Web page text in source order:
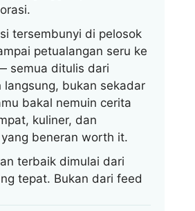
tersembunyi di pelosok
petualangan seru ke
semua ditulis dari
langsung, bukan sekadar
bakal nemuin cerita
kuliner, dan
beneran worth it.
terbaik dimulai dari
tepat. Bukan dari feed